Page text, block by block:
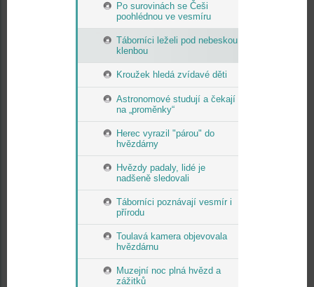
Po surovinách se Češi
poohlédnou ve vesmíru
Táborníci leželi pod nebeskou
klenbou
Kroužek hledá zvídavé děti
Astronomové studují a čekají
na „proměnky“
Herec vyrazil "párou" do
hvězdárny
Hvězdy padaly, lidé je
nadšeně sledovali
Táborníci poznávají vesmír i
přírodu
Toulavá kamera objevovala
hvězdárnu
Muzejní noc plná hvězd a
zážitků